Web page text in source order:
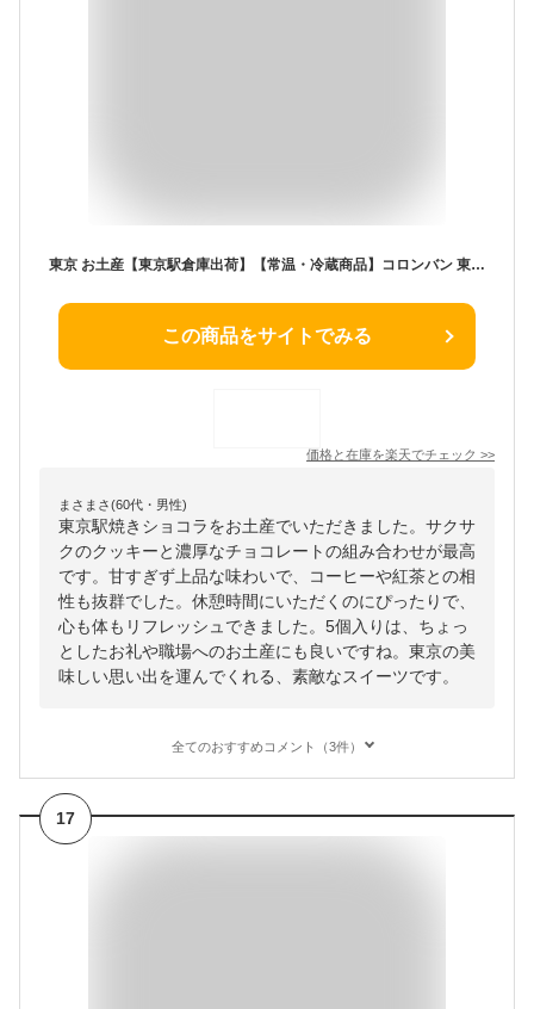
東京 お土産【東京駅倉庫出荷】【常温・冷蔵商品】コロンバン 東京駅焼きショコラ 5個入おみやげ 東京土産 東京みやげ お菓子 焼菓子 チョコレート スイーツ お年賀 内祝い お中元 お歳暮 お取り寄せ ギフト プレゼント のし可 ホワイトデー
この商品をサイトでみる
価格と在庫を楽天でチェック >>
まさまさ(60代・男性)
東京駅焼きショコラをお土産でいただきました。サクサ
クのクッキーと濃厚なチョコレートの組み合わせが最高
です。甘すぎず上品な味わいで、コーヒーや紅茶との相
性も抜群でした。休憩時間にいただくのにぴったりで、
心も体もリフレッシュできました。5個入りは、ちょっ
としたお礼や職場へのお土産にも良いですね。東京の美
味しい思い出を運んでくれる、素敵なスイーツです。
全てのおすすめコメント（3件）
17